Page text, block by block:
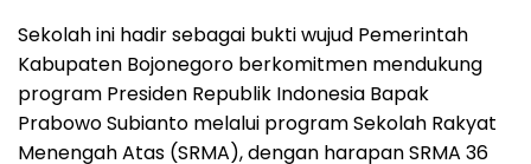
Sekolah ini hadir sebagai bukti wujud Pemerintah
Kabupaten Bojonegoro berkomitmen mendukung
program Presiden Republik Indonesia Bapak
Prabowo Subianto melalui program Sekolah Rakyat
Menengah Atas (SRMA), dengan harapan SRMA 36